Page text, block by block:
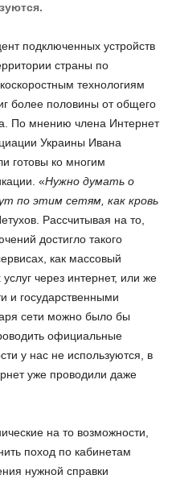
подключенных устройств
страны по
технологиям
более половины от общего
По мнению члена Интернет
Украины Ивана
готовы ко многим
«Нужно думать о
по этим сетям, как кровь
Рассчитывая на то,
достигло такого
как массовый
через интернет, или же
и государственными
сети можно было бы
официальные
у нас не используются, в
уже проводили даже
на то возможности,
поход по кабинетам
нужной справки